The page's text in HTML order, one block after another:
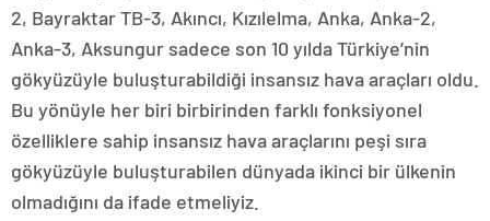
2, Bayraktar TB-3, Akıncı, Kızılelma, Anka, Anka-2,
Anka-3, Aksungur sadece son 10 yılda Türkiye’nin
gökyüzüyle buluşturabildiği insansız hava araçları oldu.
Bu yönüyle her biri birbirinden farklı fonksiyonel
özelliklere sahip insansız hava araçlarını peşi sıra
gökyüzüyle buluşturabilen dünyada ikinci bir ülkenin
olmadığını da ifade etmeliyiz.